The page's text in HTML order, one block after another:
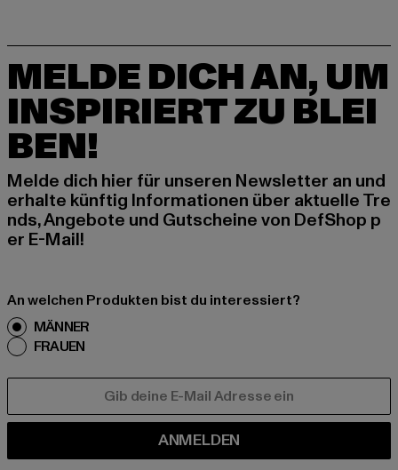
MELDE DICH AN, UM
INSPIRIERT ZU BLEI
BEN!
Melde dich hier für unseren Newsletter an und
erhalte künftig Informationen über aktuelle Tre
nds, Angebote und Gutscheine von DefShop p
er E-Mail!
An welchen Produkten bist du interessiert?
MÄNNER
FRAUEN
ANMELDEN